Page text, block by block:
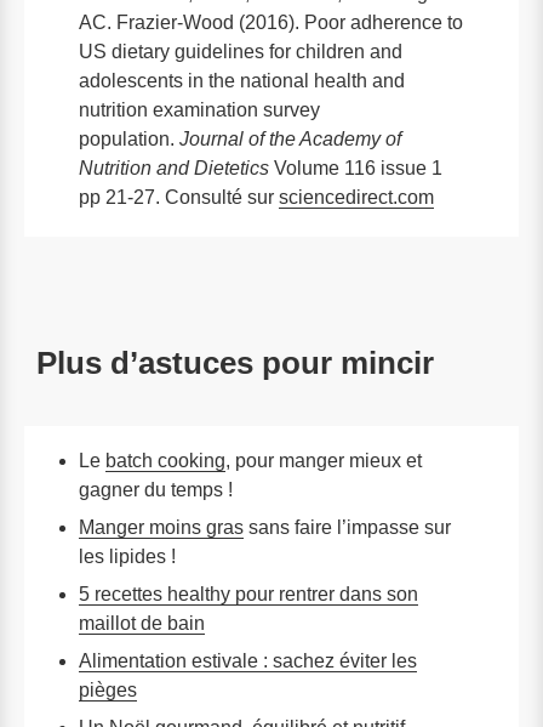
AC. Frazier-Wood (2016). Poor adherence to
US dietary guidelines for children and
adolescents in the national health and
nutrition examination survey
population. Journal of the Academy of
Nutrition and Dietetics Volume 116 issue 1
pp 21-27. Consulté sur sciencedirect.com
Plus d’astuces pour mincir
Le batch cooking, pour manger mieux et
gagner du temps !
Manger moins gras sans faire l’impasse sur
les lipides !
5 recettes healthy pour rentrer dans son
maillot de bain
Alimentation estivale : sachez éviter les
pièges